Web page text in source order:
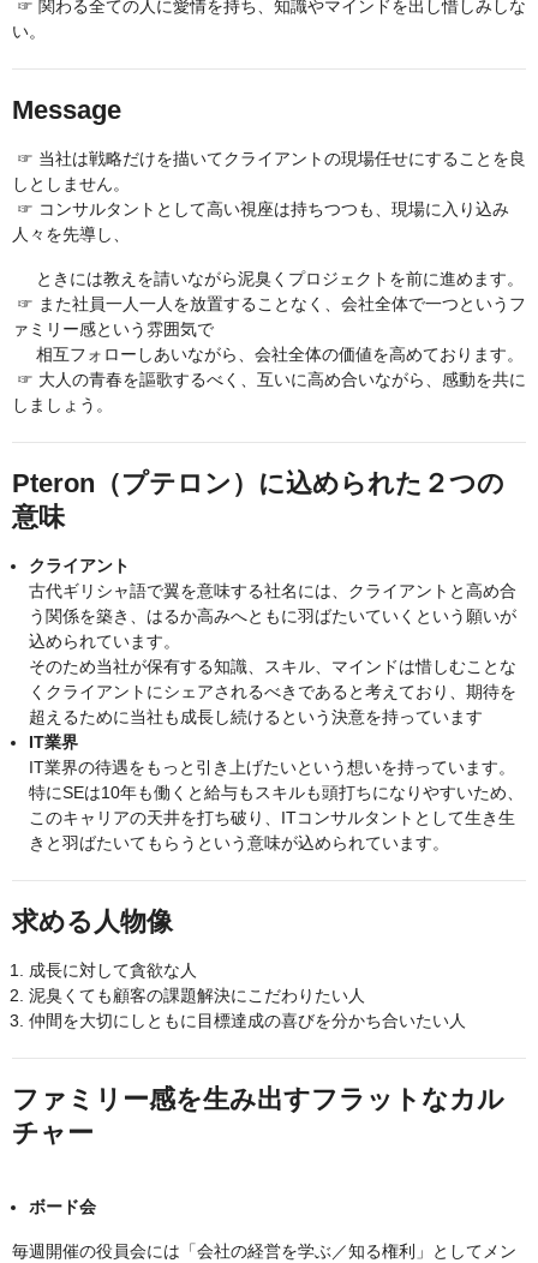
☞ 関わる全ての人に愛情を持ち、知識やマインドを出し惜しみしな
い。
Message
☞ 当社は戦略だけを描いてクライアントの現場任せにすることを良
しとしません。
☞ コンサルタントとして高い視座は持ちつつも、現場に入り込み
人々を先導し、
ときには教えを請いながら泥臭くプロジェクトを前に進めます。
☞ また社員一人一人を放置することなく、会社全体で一つというフ
ァミリー感という雰囲気で
相互フォローしあいながら、会社全体の価値を高めております。
☞ 大人の青春を謳歌するべく、互いに高め合いながら、感動を共に
しましょう。
Pteron（プテロン）に込められた２つの
意味​
クライアント
古代ギリシャ語で翼を意味する社名には、クライアントと高め合
う関係を築き、​はるか高みへともに羽ばたいていくという願いが
込められています。
そのため当社が保有する知識、スキル、マインドは惜しむことな
くクライアントに​シェアされるべきであると考えており、期待を
超えるために当社も成長し続けるという決意を持っています
IT業界
IT業界の待遇をもっと引き上げたいという想いを持っています。​
特にSEは10年も働くと給与もスキルも頭打ちになりやすいため、
このキャリアの天井を打ち破り、ITコンサルタントとして生き生
きと羽ばたいてもらうという意味が込められています。
求める人物像
成長に対して貪欲な人
泥臭くても顧客の課題解決にこだわりたい人
仲間を大切にしともに目標達成の喜びを分かち合いたい人
ファミリー感を生み出すフラットなカル
チャー
ボード会
毎週開催の役員会には「会社の経営を学ぶ／知る権利」としてメン